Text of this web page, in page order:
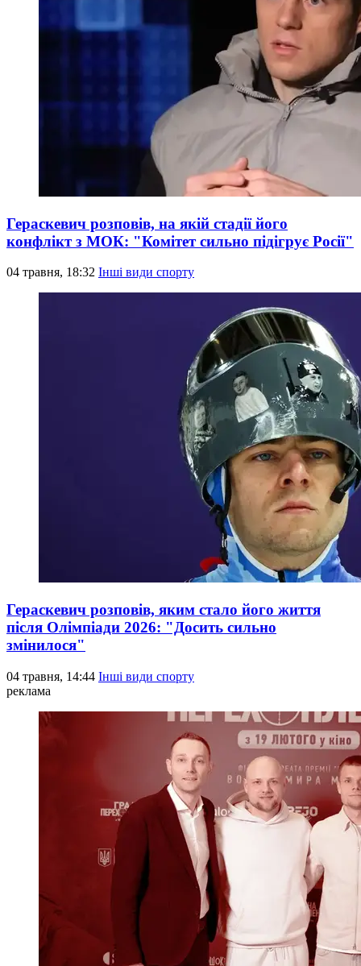
Гераскевич розповів, на якій стадії його
конфлікт з МОК: "Комітет сильно підігрує Росії"
04 травня, 18:32 Інші види спорту
Гераскевич розповів, яким стало його життя
після Олімпіади 2026: "Досить сильно
змінилося"
04 травня, 14:44 Інші види спорту
реклама